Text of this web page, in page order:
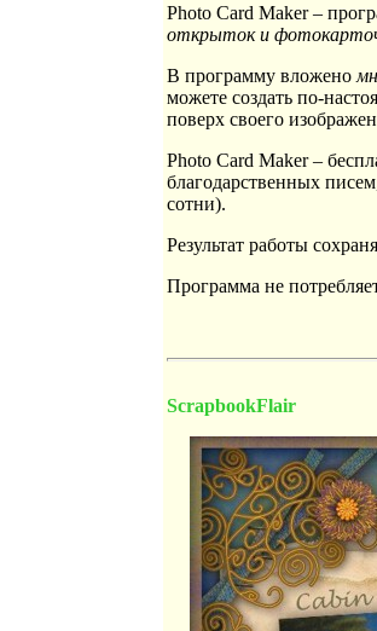
Photo Card Maker –
открыток и
В программу вложено
можете создать по-
поверх своего
Photo Card Maker –
благодарственных
сотни).
Результат работы
Программа не
ScrapbookFlair